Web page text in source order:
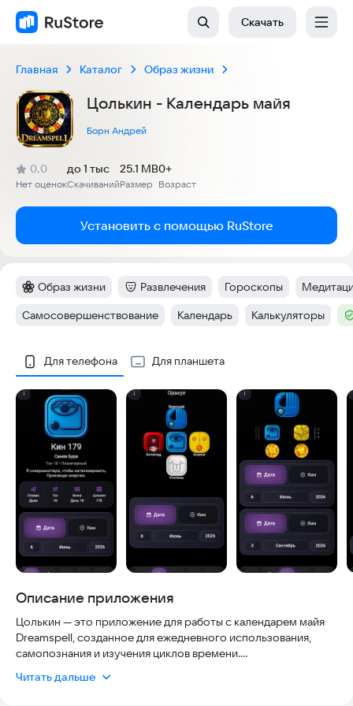
Скачать
Главная Каталог Образ жизни
Цолькин - Календарь майя
Борн Андрей
Рейтинг:
0,0
(
Нет оценок
)
Скачиваний
до 1 тыс
Размер
25.1 MB
Возраст
0+
Установить с помощью RuStore
Категория:
Образ жизни Категория:
Развлечения Тег:
Гороскопы Тег:
Тег:
Самосовершенствование Тег:
Календарь Тег:
Калькуляторы
Скриншоты
Для телефона Для планшета
Описание приложения
Цолькин — это приложение для работы с календарем майя
Dreamspell, созданное для ежедневного использования,
самопознания и изучения циклов времени.
С помощью приложения Вы сможете:
Читать дальше